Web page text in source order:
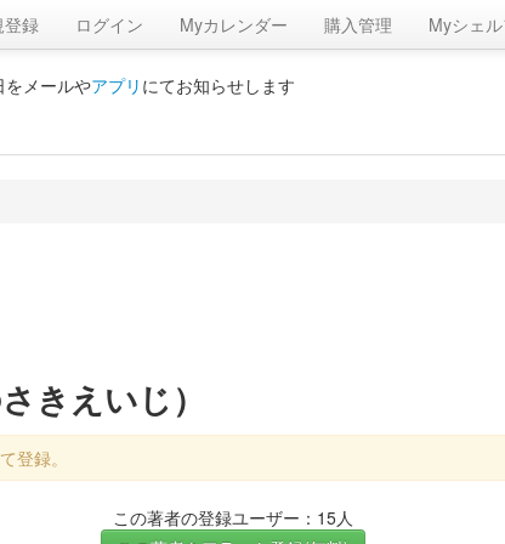
登録 ログイン Myカレンダー 購入管理 Myシェル
をメールやアプリ にてお知らせします
きえいじ）
登録。
この著者の登録ユーザー：15人